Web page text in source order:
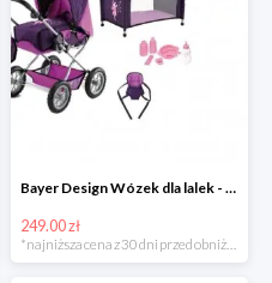
Bayer Design Wózek dla lalek - megazestaw
249.00 zł
*najniższa cena z 30 dni przed obniżką